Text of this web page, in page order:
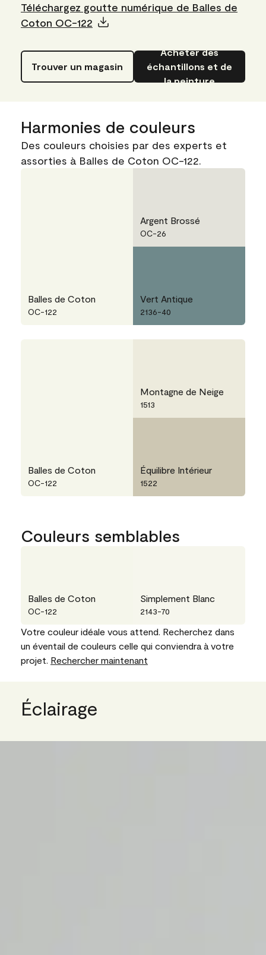
Téléchargez goutte numérique de Balles de
Coton OC-122
Trouver un magasin
Acheter des
échantillons et de
la peinture
Harmonies de couleurs
Des couleurs choisies par des experts et
assorties à Balles de Coton OC-122.
Balles de Coton
OC-122
Argent Brossé
OC-26
Vert Antique
2136-40
Balles de Coton
OC-122
Montagne de Neige
1513
Équilibre Intérieur
1522
Couleurs semblables
Balles de Coton
OC-122
Simplement Blanc
2143-70
Votre couleur idéale vous attend. Recherchez dans
un éventail de couleurs celle qui conviendra à votre
projet. Rechercher maintenant
Éclairage